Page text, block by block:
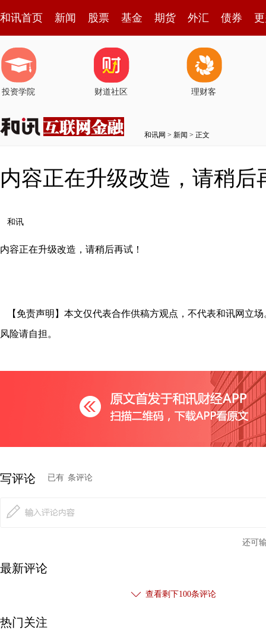
和讯首页 新闻 股票 基金 期货 外汇 债券
投资学院 财道社区 理财客
和讯网 > 新闻 > 正文
内容正在升级改造，请稍后
和讯
内容正在升级改造，请稍后再试！
【免责声明】本文仅代表合作供稿方观点，不代表和讯网立
风险请自担。
写评论 已有 条评论
还可
最新评论
查看剩下100条评论
热门关注